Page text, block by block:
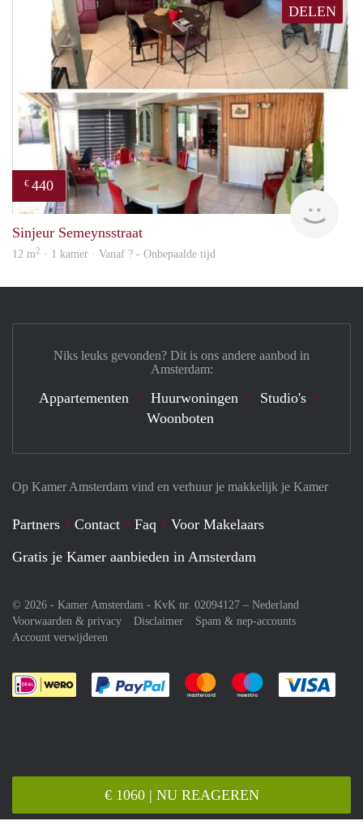
€ 1060 | NU REAGEREN
DELEN
€ 440
Sinjeur Semeynsstraat
12 m2 · 1 kamer · Vanaf ? - Onbepaalde tijd
Op Kamer Amsterdam vind en verhuur je makkelijk je Kamer
Partners Contact Faq
Voor Makelaars
Gratis je Kamer aanbieden in Amsterdam
© 2026 - Kamer Amsterdam - KvK nr. 02094127 – Nederland
Voorwaarden & privacy
Disclaimer
Spam & nep-accounts
Account verwijderen
Je rekent gemakkelijk af met Paypal
Je rekent gemakkelijk af met
Je rekent
Niks leuks gevonden? Dit is ons andere aanbod in
Amsterdam:
Appartementen Huurwoningen
Studio's
Woonboten